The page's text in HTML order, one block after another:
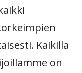
Kaikilla
on